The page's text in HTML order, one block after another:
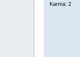
Karma: 2